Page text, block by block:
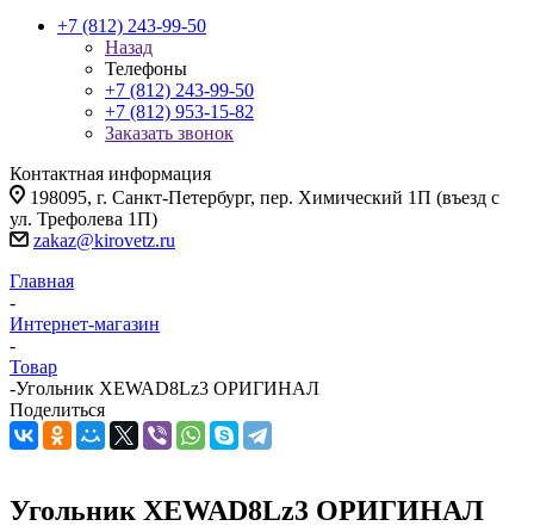
+7 (812) 243-99-50
Назад
Телефоны
+7 (812) 243-99-50
+7 (812) 953-15-82
Заказать звонок
Контактная информация
198095, г. Санкт-Петербург, пер. Химический 1П (въезд с
ул. Трефолева 1П)
zakaz@kirovetz.ru
Главная
-
Интернет-магазин
-
Товар
-Угольник XEWAD8Lz3 ОРИГИНАЛ
Поделиться
Угольник XEWAD8Lz3 ОРИГИНАЛ